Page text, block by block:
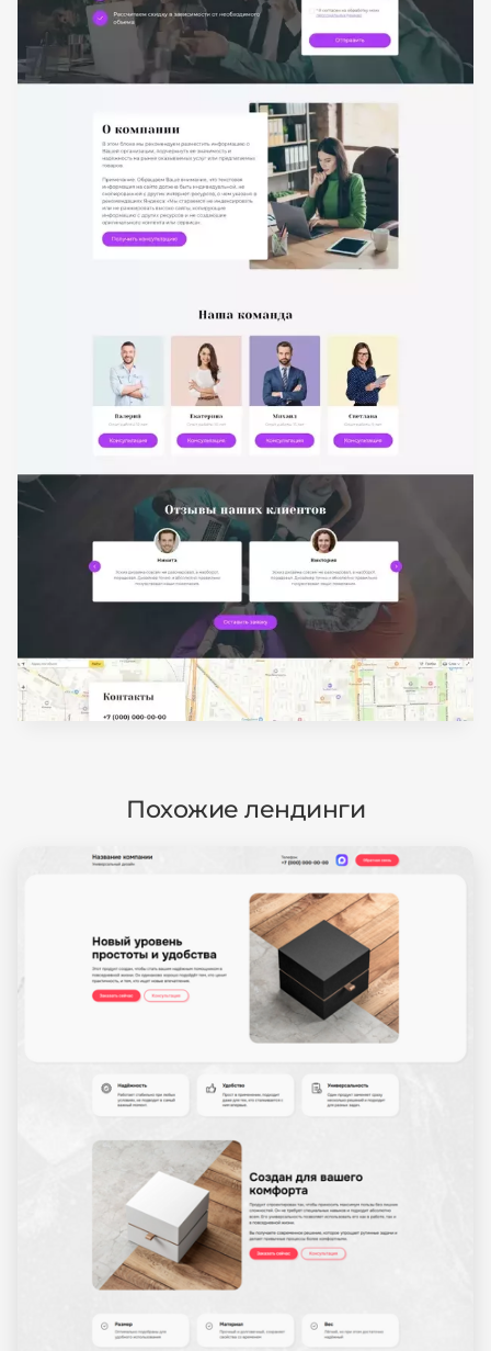
Похожие лендинги